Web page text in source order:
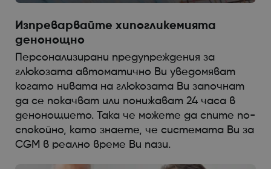
Изпреварвайте хипогликемията
денонощно
Персонализирани предупреждения за
глюкозата автоматично Ви уведомяват
когато нивата на глюкозата Ви започнат
да се покачват или понижават 24 часа в
денонощието. Така че можете да спите по-
спокойно, като знаете, че системата Ви за
CGM в реално време Ви пази.